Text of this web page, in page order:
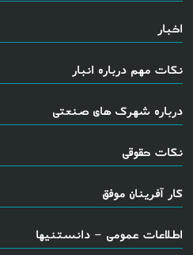
اخبار
نکات مهم درباره انبار
درباره شهرک های صنعتی
نکات حقوقی
کار آفرینان موفق
اطلاعات عمومی - دانستنیها